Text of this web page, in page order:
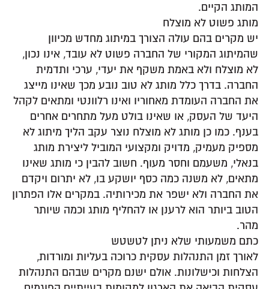
המותג הקיים.
מותג פשוט לא מוצלח
יש מקרים בהם עולה הצורך במיתוג מחדש מכיוון
שהמיתוג המקורי של החברה פשוט לא עובד, אינו נכון,
לא מוצלח ולא באמת משקף את יעדי, ערכי ותדמית
החברה. בדרך כלל מותג לא טוב נובע מכך שאינו מייצג
את החברה העומדת מאחוריו ואינו רלוונטי ומתאים לקהל
היעד של העסק, או שאינו בולט מעל מתחרים אחרים
בענף. כמו כן מותג לא מוצלח נוצר עקב הליך מיתוג לא
מספיק מעמיק, מדויק ומקצועי המוביל ליצירת מותג
בנאלי, משעמם וחסר מעוף. חשוב להבין כי מותג שאינו
מתאים, לא משנה כמה כסף יושקע בו, לא יתרום ויקדם
את החברה ולא ישפר את מכירותיה. במקרים אלו הפתרון
הטוב ביותר הוא לרענן או להחליף מותג וכמה שיותר
מהר.
כתם משמעותי שלא ניתן לטשטש
לאורך זמן התנהלות עסקית כרוכה בעליות ומורדות,
הצלחות וכישלונות. אולם ישנם מקרים שבהם התנהלות